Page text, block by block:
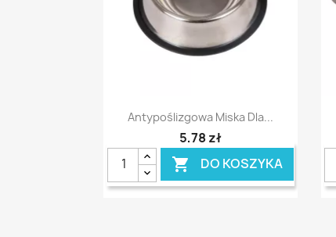
Szybki podgląd
Antypoślizgowa Miska Dla...
5,78 zł
 DO KOSZYKA